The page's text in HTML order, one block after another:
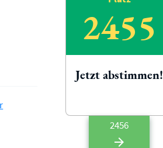
2455
Jetzt abstimmen!
2456